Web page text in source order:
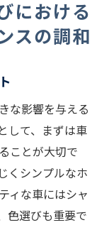
ン選定
ルカバーの
特徴
び方
イント
における
スの調和
な影響を与える
して、まずは車
ことが大切で
くシンプルなホ
ィな車にはシャ
色選びも重要で